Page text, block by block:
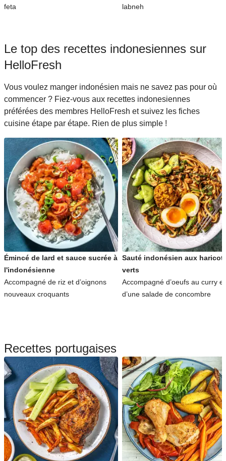
feta
labneh
Le top des recettes indonesiennes sur
HelloFresh
Vous voulez manger indonésien mais ne savez pas pour où
commencer ? Fiez-vous aux recettes indonesiennes
préférées des membres HelloFresh et suivez les fiches
cuisine étape par étape. Rien de plus simple !
Émincé de lard et sauce sucrée à
l'indonésienne
Accompagné de riz et d’oignons
nouveaux croquants
Sauté indonésien aux
verts
Accompagné d’oeufs au curry et
d’une salade de concombre
Recettes portugaises